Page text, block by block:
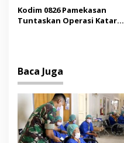
Saudi
Kodim 0826 Pamekasan
Tuntaskan Operasi Katarak
Baca Juga